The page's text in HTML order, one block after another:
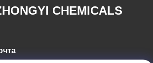
CHEMICALS